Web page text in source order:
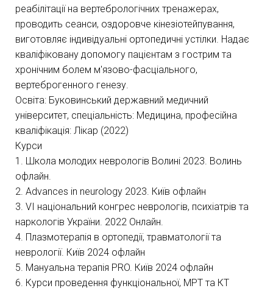
реабілітації на вертебрологічних тренажерах,
проводить сеанси, оздоровче кінезіотейпування,
виготовляє індивідуальні ортопедичні устілки. Надає
кваліфіковану допомогу пацієнтам з гострим та
хронічним болем м'язово-фасціального,
вертеброгенного генезу.
Освіта: Буковинський державний медичний
університет, спеціальність: Медицина, професійна
кваліфікація: Лікар (2022)
Курси
1. Школа молодих неврологів Волині 2023. Волинь
офлайн.
2. Advances in neurology 2023. Київ офлайн
3. VI національний конгрес неврологів, психіатрів та
наркологів України. 2022 Онлайн.
4. Плазмотерапія в ортопедії, травматології та
неврології. Київ 2024 офлайн
5. Мануальна терапія PRO. Київ 2024 офлайн
6. Курси проведення функціональної, МРТ та КТ